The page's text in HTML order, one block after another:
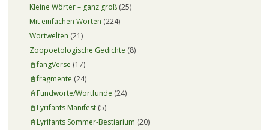
Kleine Wörter – ganz groß(25)
Mit einfachen Worten (224)
Wortwelten (21)
Zoopoetologische Gedichte (8)
📓fangVerse (17)
📓fragmente (24)
📓Fundworte/Wortfunde (24)
📓Lyrifants Manifest(5)
📓Lyrifants Sommer-Bestiarium (20)